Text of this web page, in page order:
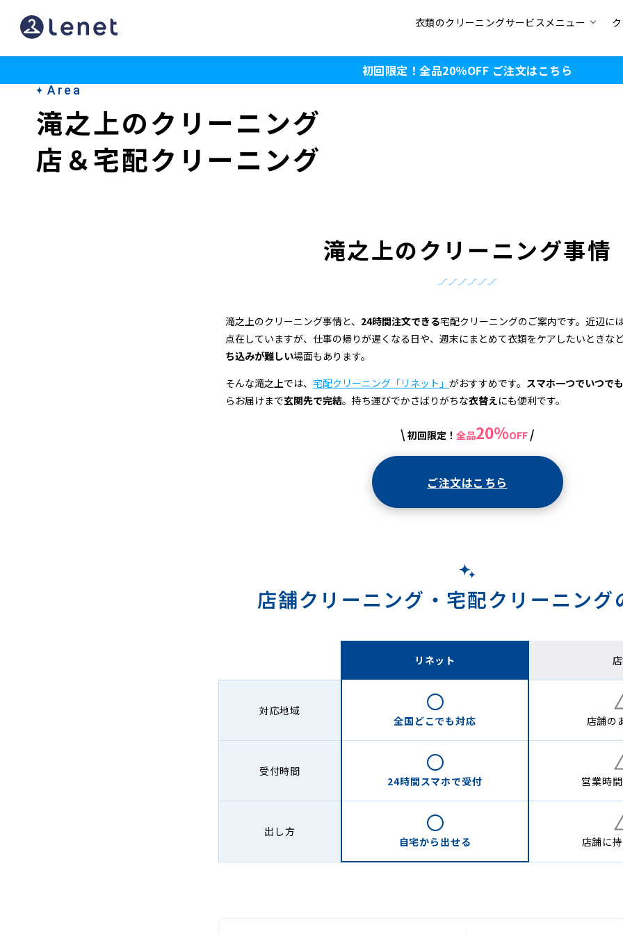
滝
之
衣類のクリーニングサービスメニュー
初回限定！全品20％OFF ご注文はこちら
Area
滝之上のクリーニング
店＆宅配クリーニング
滝之上のクリーニング事情
滝之上のクリーニング事情と、 24時間注文できる宅配クリーニングのご案内です。近辺に
点在していますが、仕事の帰りが遅くなる日や、週末にまとめて衣類をケアしたいときな
ち込みが難しい場面もあります。
そんな滝之上では、 宅配クリーニング「リネット」 がおすすめです。 スマホ一つでいつで
らお届けまで玄関先で完結。持ち運びでかさばりがちな衣替えにも便利です。
\ 初回限定！ 全品20%OFF /
ご注文はこちら
店舗クリーニング・ 宅配クリーニング
リネット
対応地域
全国どこでも対応 店舗の
受付時間
24時間スマホで受付 営業時
出し方
自宅から 出せる 店舗に